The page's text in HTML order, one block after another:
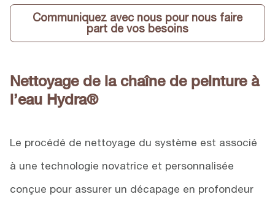
Communiquez avec nous pour nous faire
part de vos besoins
Nettoyage de la chaîne de peinture à
l’eau Hydra®
Le procédé de nettoyage du système est associé
à une technologie novatrice et personnalisée
conçue pour assurer un décapage en profondeur